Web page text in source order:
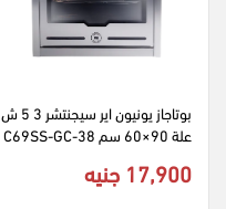
بوتاجاز يونيون اير سيجنتشر 3 5 ش
علة 90×60 سم C69SS-GC-38
جيتال - فضي
17,900 جنيه